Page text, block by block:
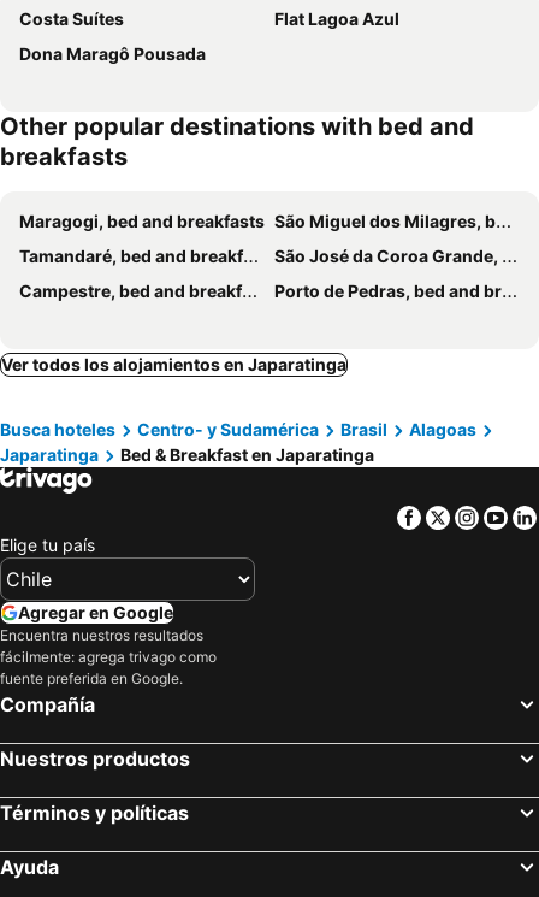
Costa Suítes
Flat Lagoa Azul
Dona Maragô Pousada
Other popular destinations with bed and
breakfasts
Maragogi, bed and breakfasts São Miguel dos Milagres, bed and breakfasts
Tamandaré, bed and breakfasts
São José da Coroa Grande, bed and breakfasts
Campestre, bed and breakfasts
Porto de Pedras, bed and breakfasts
Ver todos los alojamientos en Japaratinga
Busca hoteles Centro- y Sudamérica Brasil
Alagoas
Japaratinga
Bed & Breakfast en Japaratinga
Facebook
Twitter
Elige tu país
Agregar en Google
Encuentra nuestros resultados
fácilmente: agrega trivago como
fuente preferida en Google.
Compañía
Nuestros productos
Términos y políticas
Ayuda